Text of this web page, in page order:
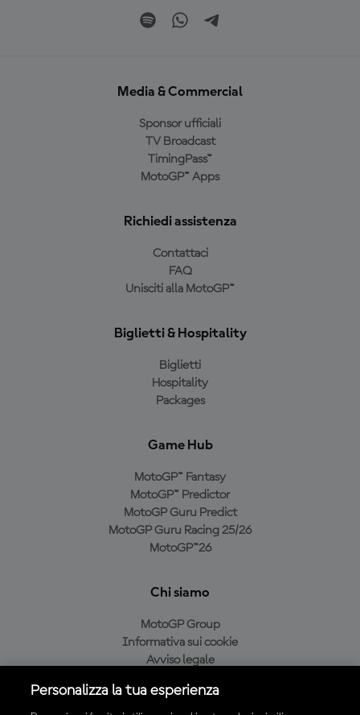
Media & Commercial
Sponsor ufficiali
TV Broadcast
TimingPass™
MotoGP™ Apps
Richiedi assistenza
Contattaci
FAQ
Unisciti alla MotoGP™
Biglietti & Hospitality
Biglietti
Hospitality
Packages
Game Hub
MotoGP™ Fantasy
MotoGP™ Predictor
MotoGP Guru Predict
MotoGP Guru Racing 25/26
MotoGP™26
Chi siamo
MotoGP Group
Informativa sui cookie
Avviso legale
Condizioni di acquisto
Personalizza la tua esperienza